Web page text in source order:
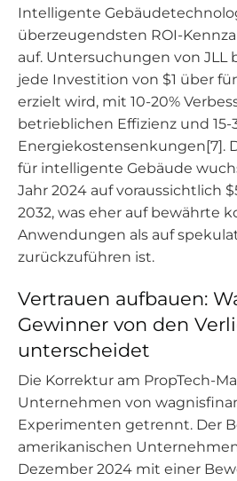
Intelligente
überzeugendsten ROI-
auf. Untersuchungen von JLL
jede Investition von $1 über
erzielt wird, mit 10-20%
betrieblichen Effizienz und 15-
Energiekostensenkungen[7].
für intelligente Gebäude
Jahr 2024 auf voraussichtlich
2032, was eher auf bewährte
Anwendungen als auf
zurückzuführen ist.
Vertrauen aufbauen:
Gewinner von den
unterscheidet
Die Korrektur am PropTech-
Unternehmen von
Experimenten getrennt. Der
amerikanischen
Dezember 2024 mit einer